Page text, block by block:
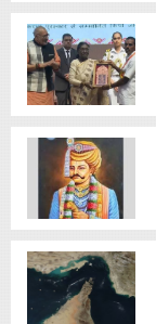
s
Contact
Us